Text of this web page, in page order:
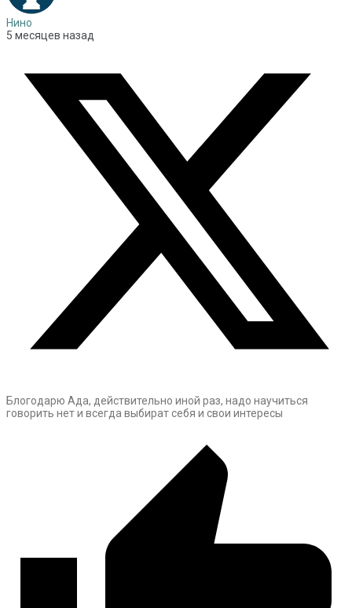
Нино
5 месяцев назад
Блогодарю Ада, действительно иной раз, надо научиться
говорить нет и всегда выбират себя и свои интересы